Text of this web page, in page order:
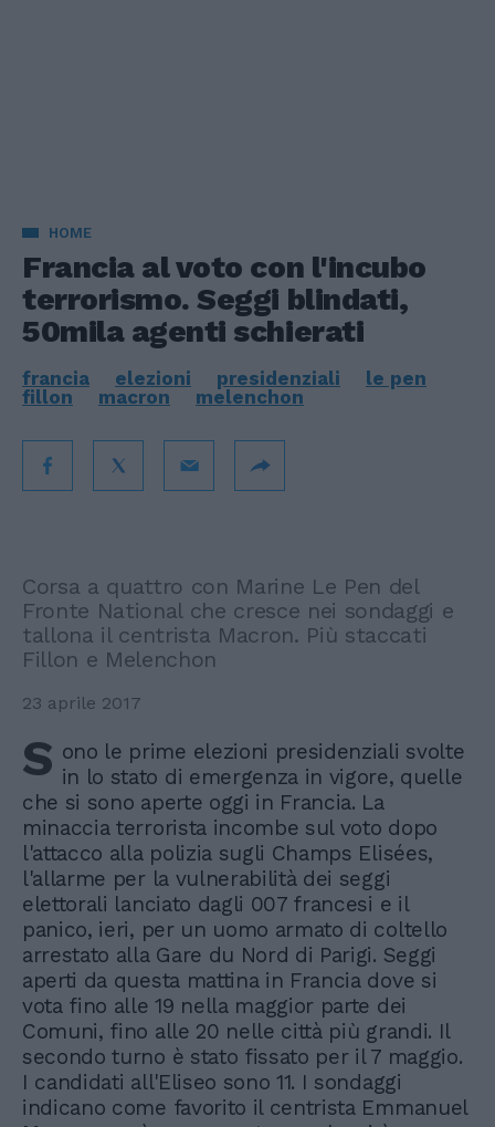
HOME
Francia al voto con l'incubo
terrorismo. Seggi blindati,
50mila agenti schierati
francia elezioni presidenziali
le pen
fillon
macron melenchon
Corsa a quattro con Marine Le Pen del
Fronte National che cresce nei sondaggi e
tallona il centrista Macron. Più staccati
Fillon e Melenchon
23 aprile 2017
S ono le prime elezioni presidenziali svolte
in lo stato di emergenza in vigore, quelle
che si sono aperte oggi in Francia. La
minaccia terrorista incombe sul voto dopo
l'attacco alla polizia sugli Champs Elisées,
l'allarme per la vulnerabilità dei seggi
elettorali lanciato dagli 007 francesi e il
panico, ieri, per un uomo armato di coltello
arrestato alla Gare du Nord di Parigi. Seggi
aperti da questa mattina in Francia dove si
vota fino alle 19 nella maggior parte dei
Comuni, fino alle 20 nelle città più grandi. Il
secondo turno è stato fissato per il 7 maggio.
I candidati all'Eliseo sono 11. I sondaggi
indicano come favorito il centrista Emmanuel